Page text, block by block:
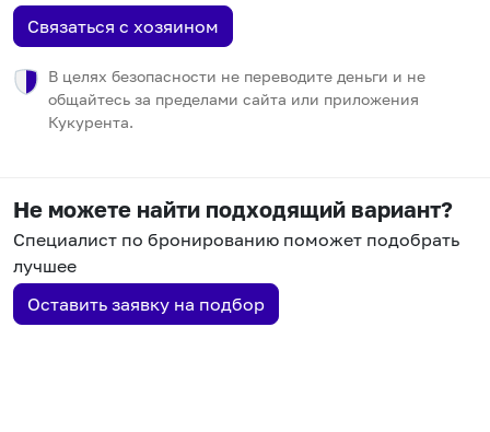
Связаться с хозяином
В целях безопасности не переводите деньги и не
общайтесь за пределами сайта или приложения
Кукурента.
Не можете найти подходящий вариант?
Специалист по бронированию поможет подобрать
лучшее
Оставить заявку на подбор